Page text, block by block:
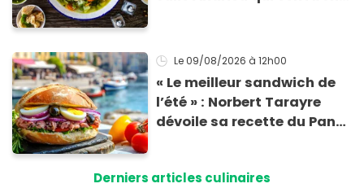
Le 09/08/2026 à 12h00
« Le meilleur sandwich de
l’été » : Norbert Tarayre
dévoile sa recette du Pan
Derniers articles culinaires